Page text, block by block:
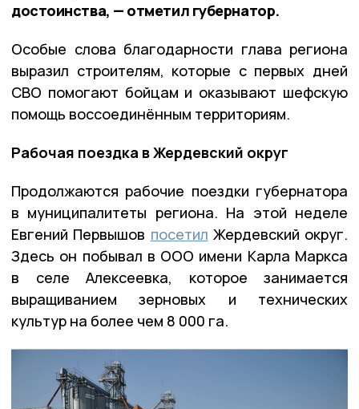
достоинства, — отметил губернатор.
Особые слова благодарности глава региона
выразил строителям, которые с первых дней
СВО помогают бойцам и оказывают шефскую
помощь воссоединённым территориям.
Рабочая поездка в Жердевский округ
Продолжаются рабочие поездки губернатора
в муниципалитеты региона. На этой неделе
Евгений Первышов посетил Жердевский округ.
Здесь он побывал в ООО имени Карла Маркса
в селе Алексеевка, которое занимается
выращиванием зерновых и технических
культур на более чем 8 000 га.